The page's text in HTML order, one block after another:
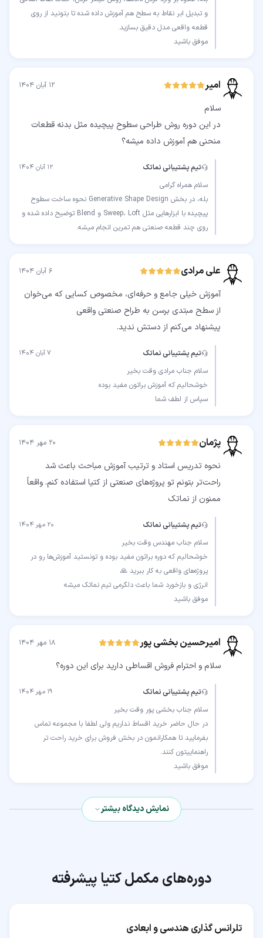
و تبدیل ابر نقاط به سطح هم آموزش داده شده تا بتونید از روی
موفق باشید
امیر ۱۲ آبان ۱۴۰۴
در این دوره روش طراحی سطوح پیچیده مثل بدنه قطعات
منحنی هم آموزش داده میشه؟
تیم پشتیبانی نماتک ۱۲ آبان ۱۴۰۴
بله، در بخش Generative Shape Design نحوه ساخت سطوح
پیچیده با ابزارهایی مثل Sweep، Loft و Blend توضیح داده شده و
روی چند قطعه صنعتی هم تمرین انجام میشه.
علی مرادی ۶ آبان ۱۴۰۴
آموزش خیلی جامع و حرفه‌ای، مخصوص کسایی که می‌خوان
پیشنهاد می‌کنم از دستش ندید.
تیم پشتیبانی نماتک ۷ آبان ۱۴۰۴
سپاس از لطف شما
پژمان ۲۰ مهر ۱۴۰۴
نحوه تدریس استاد و ترتیب آموزش مباحث باعث شد
راحت‌تر بتونم تو پروژه‌های صنعتی از کتیا استفاده کنم. واقعاً
ممنون از نماتک
تیم پشتیبانی نماتک ۲۰ مهر ۱۴۰۴
خوشحالیم که دوره براتون مفید بوده و تونستید آموزش‌ها رو در
موفق باشید
امیرحسین بخشی پور ۱۸ مهر ۱۴۰۴
سلام و احترام فروش اقساطی دارید برای این دوره؟
تیم پشتیبانی نماتک ۱۹ مهر ۱۴۰۴
در حال حاضر خرید اقساط نداریم ولی لطفا با مجموعه تماس
بفرمایید تا همکارانمون در بخش فروش برای خرید راحت تر
موفق باشید
نمایش دیدگاه بیشتر
دوره‌های مکملکتیا پیشرفته
تلرانس گذاری هندسی و ابعادی